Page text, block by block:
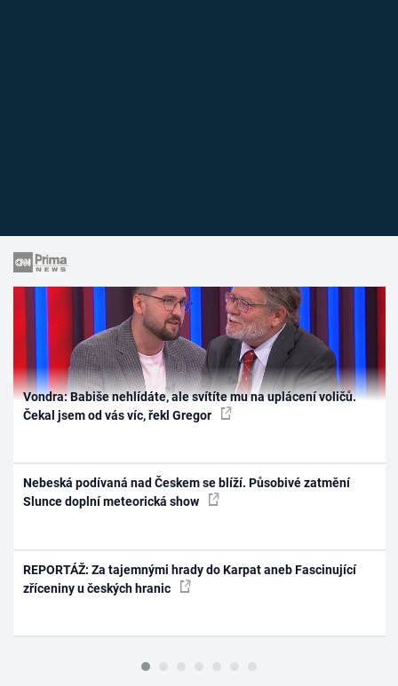
Vondra: Babiše nehlídáte, ale svítíte mu na uplácení voličů.
Čekal jsem od vás víc, řekl Gregor
Nebeská podívaná nad Českem se blíží. Působivé zatmění
Slunce doplní meteorická show
REPORTÁŽ: Za tajemnými hrady do Karpat aneb Fascinující
zříceniny u českých hranic